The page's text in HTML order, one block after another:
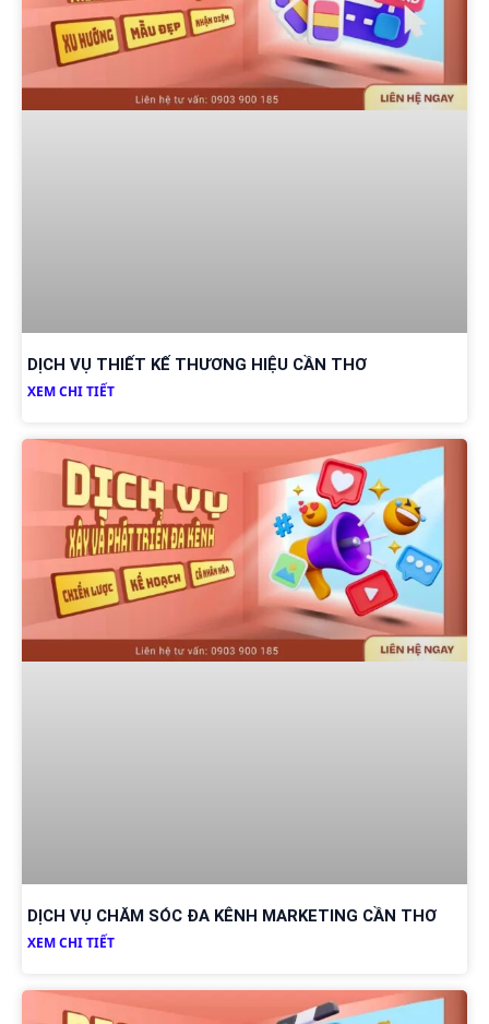
DỊCH VỤ THIẾT KẾ THƯƠNG HIỆU CẦN THƠ
XEM CHI TIẾT
DỊCH VỤ CHĂM SÓC ĐA KÊNH MARKETING CẦN THƠ
XEM CHI TIẾT